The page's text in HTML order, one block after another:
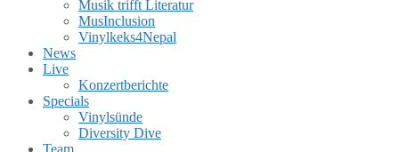
Musik trifft Literatur
MusInclusion
Vinylkeks4Nepal
News
Live
Konzertberichte
Specials
Vinylsünde
Diversity Dive
Team